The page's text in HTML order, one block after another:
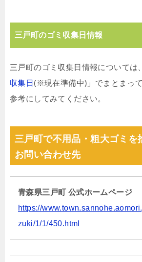
三戸町のゴミ収集日情報
三戸町のゴミ収集日情報については
収集日 (※現在準備中)」でまとまっ
参考にしてみてください。
三戸町で不用品・粗大ゴミを
お問い合わせ先
青森県三戸町 公式ホームページ
https://
zuki/1/1/450.html